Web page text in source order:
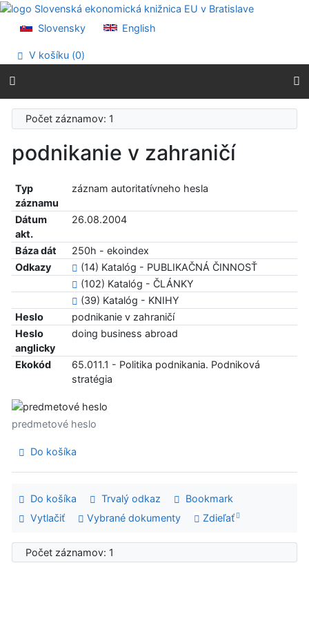
Prejsť na obsah
Prehlásenie o webovej prístupnosti
Slovensky English
V košíku (0)
Počet záznamov: 1
podnikanie v zahraničí
Typ
záznamu
záznam autoritatívneho hesla
Dátum
akt.
26.08.2004
Báza dát
250h - ekoindex
Odkazy
(14) Katalóg - PUBLIKAČNÁ ČINNOSŤ
(102) Katalóg - ČLÁNKY
(39) Katalóg - KNIHY
Heslo
podnikanie v zahraničí
Heslo
anglicky
doing business abroad
Ekokód
65.011.1 - Politika podnikania. Podniková
stratégia
predmetové heslo
Do košíka
Do košíka Trvalý odkaz
Bookmark
Vytlačiť
Vybrané dokumenty Zdieľať
Počet záznamov: 1